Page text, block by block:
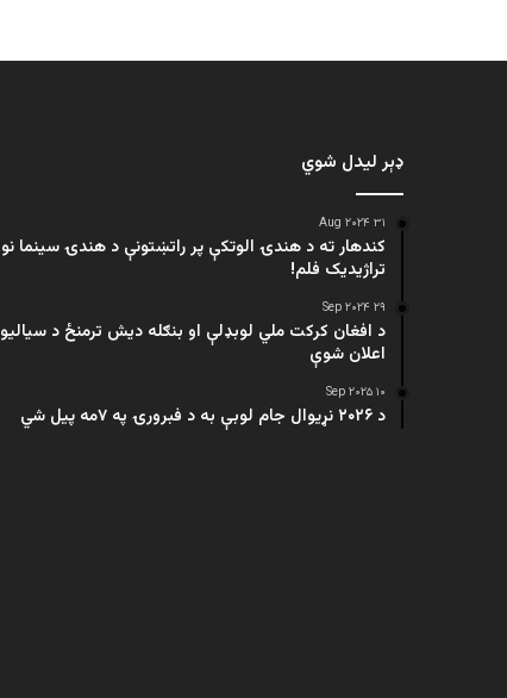
ډېر لیدل شوي
۳۱ Aug ۲۰۲۴
کندهار ته د هندۍ الوتکې پر راتښتونې د هندۍ سینما
تراژيديک فلم!
۲۹ Sep ۲۰۲۴
د افغان کرکت ملي لوبډلې او بنګله دیش ترمنځ د
اعلان شوې
۱۰ Sep ۲۰۲۵
د ۲۰۲۶ نړیوال جام لوبې به د فبرورۍ په ۷مه پیل شي